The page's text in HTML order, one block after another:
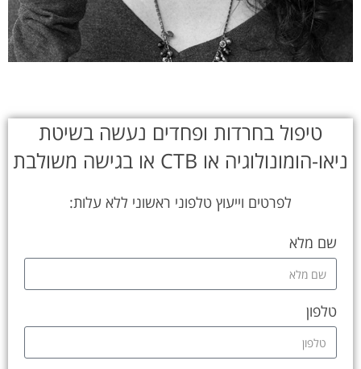
טיפול בחרדות ופחדים נעשה בשיטת
ניאו-הומונולוגיה או CTB או בגישה משולבת
לפרטים וייעוץ טלפוני ראשוני ללא עלות:
שם מלא
טלפון